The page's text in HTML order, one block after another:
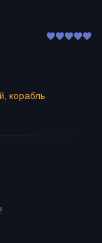
, корабль
!